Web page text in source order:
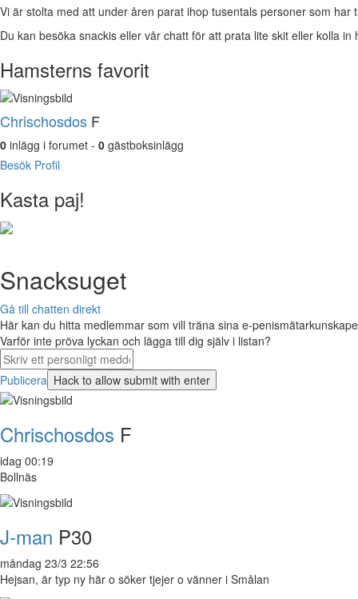
Vi är stolta med att under åren parat ihop tusentals personer som har
Du kan besöka snackis eller vår chatt för att prata lite skit eller kolla
Hamsterns favorit
Chrischosdos F
0 inlägg i forumet - 0 gästboksinlägg
Besök Profil
Kasta paj!
Snacksuget
Gå till chatten direkt
Här kan du hitta medlemmar som vill träna sina e-
Varför inte pröva lyckan och lägga till dig själv i listan?
Publicera
Chrischosdos F
idag 00:19
Bollnäs
J-man P30
måndag 23/3 22:56
Hejsan, är typ ny här o söker tjejer o vänner i Smålan